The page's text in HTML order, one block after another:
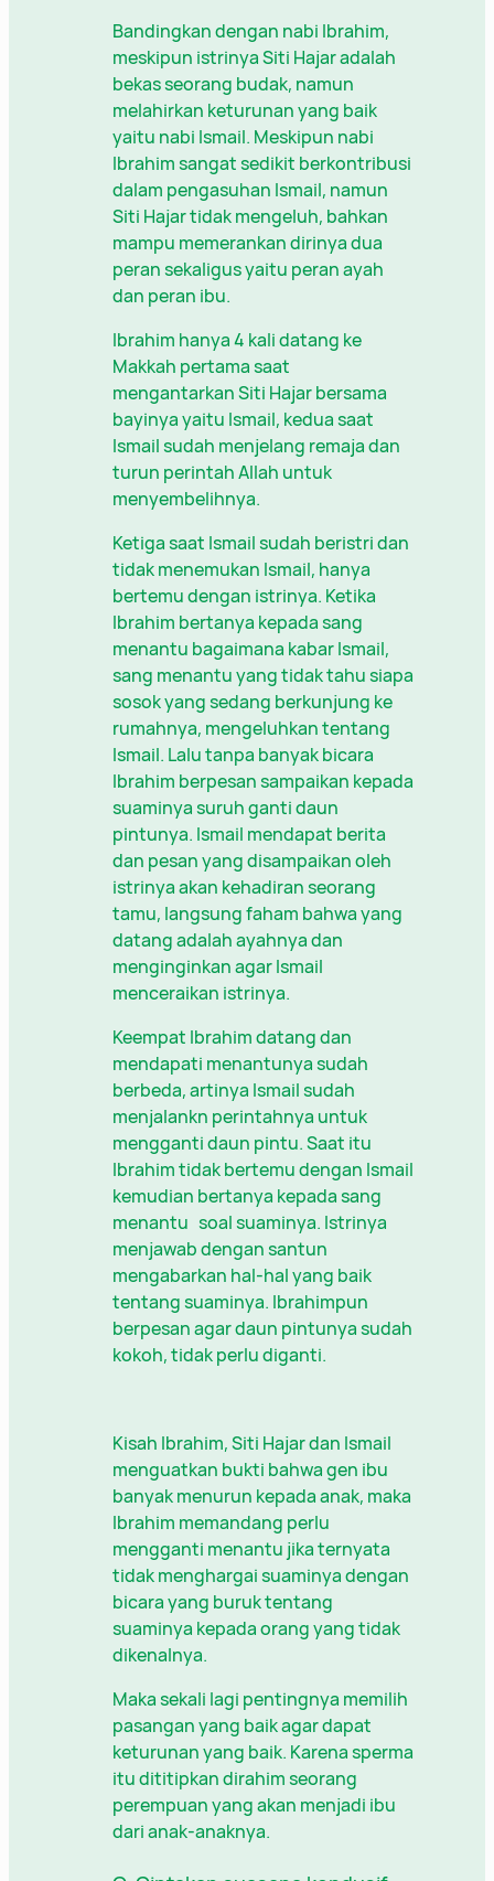
Bandingkan dengan nabi Ibrahim,
meskipun istrinya Siti Hajar adalah
bekas seorang budak, namun
melahirkan keturunan yang baik
yaitu nabi Ismail. Meskipun nabi
Ibrahim sangat sedikit berkontribusi
dalam pengasuhan Ismail, namun
Siti Hajar tidak mengeluh, bahkan
mampu memerankan dirinya dua
peran sekaligus yaitu peran ayah
dan peran ibu.
Ibrahim hanya 4 kali datang ke
Makkah pertama saat
mengantarkan Siti Hajar bersama
bayinya yaitu Ismail, kedua saat
Ismail sudah menjelang remaja dan
turun perintah Allah untuk
menyembelihnya.
Ketiga saat Ismail sudah beristri dan
tidak menemukan Ismail, hanya
bertemu dengan istrinya. Ketika
Ibrahim bertanya kepada sang
menantu bagaimana kabar Ismail,
sang menantu yang tidak tahu siapa
sosok yang sedang berkunjung ke
rumahnya, mengeluhkan tentang
Ismail. Lalu tanpa banyak bicara
Ibrahim berpesan sampaikan kepada
suaminya suruh ganti daun
pintunya. Ismail mendapat berita
dan pesan yang disampaikan oleh
istrinya akan kehadiran seorang
tamu, langsung faham bahwa yang
datang adalah ayahnya dan
menginginkan agar Ismail
menceraikan istrinya.
Keempat Ibrahim datang dan
mendapati menantunya sudah
berbeda, artinya Ismail sudah
menjalankn perintahnya untuk
mengganti daun pintu. Saat itu
Ibrahim tidak bertemu dengan Ismail
kemudian bertanya kepada sang
menantu soal suaminya. Istrinya
menjawab dengan santun
mengabarkan hal-hal yang baik
tentang suaminya. Ibrahimpun
berpesan agar daun pintunya sudah
kokoh, tidak perlu diganti.
Kisah Ibrahim, Siti Hajar dan Ismail
menguatkan bukti bahwa gen ibu
banyak menurun kepada anak, maka
Ibrahim memandang perlu
mengganti menantu jika ternyata
tidak menghargai suaminya dengan
bicara yang buruk tentang
suaminya kepada orang yang tidak
dikenalnya.
Maka sekali lagi pentingnya memilih
pasangan yang baik agar dapat
keturunan yang baik. Karena sperma
itu dititipkan dirahim seorang
perempuan yang akan menjadi ibu
dari anak-anaknya.